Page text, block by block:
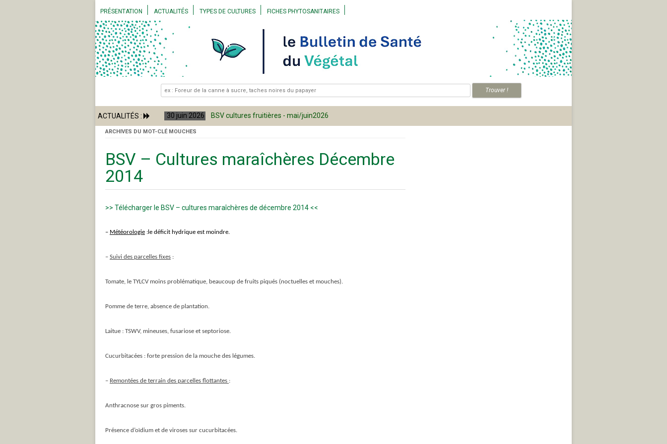
Skip to content
PRÉSENTATION
COMITÉ RÉGIONAL
ACTUALITÉS
ALERTES SANITAIRES
RISQUES DE SAISON
RÉGLEMENTATION
TYPES DE CULTURES
BSV – CULTURES FRUITIÈRES
BSV – CULTURES ORNEMENTALES
BSV – CULTURES MARAÎCHÈRES
FICHES PHYTOSANITAIRES
CULTURES FRUITIÈRES
CULTURES ORNEMENTALES
.
ACTUALITÉS : 30 juin 2026 BSV cultures fruitières - mai/juin2026
ARCHIVES DU MOT-CLÉ MOUCHES
BSV – Cultures maraîchères Décembre
2014
>> Télécharger le BSV – cultures maraîchères de décembre 2014 <<
– Météorologie : le déficit hydrique est moindre.
– Suivi des parcelles fixes :
Tomate, le TYLCV moins problématique, beaucoup de fruits piqués (noctuelles et mouches).
Pomme de terre, absence de plantation.
Laitue : TSWV, mineuses, fusariose et septoriose.
Cucurbitacées : forte pression de la mouche des légumes.
– Remontées de terrain des parcelles flottantes :
Anthracnose sur gros piments.
Présence d’oïdium et de viroses sur cucurbitacées.